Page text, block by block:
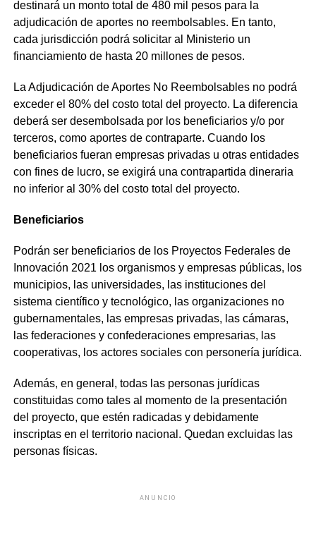
destinará un monto total de 480 mil pesos para la
adjudicación de aportes no reembolsables. En tanto,
cada jurisdicción podrá solicitar al Ministerio un
financiamiento de hasta 20 millones de pesos.
La Adjudicación de Aportes No Reembolsables no podrá
exceder el 80% del costo total del proyecto. La diferencia
deberá ser desembolsada por los beneficiarios y/o por
terceros, como aportes de contraparte. Cuando los
beneficiarios fueran empresas privadas u otras entidades
con fines de lucro, se exigirá una contrapartida dineraria
no inferior al 30% del costo total del proyecto.
Beneficiarios
Podrán ser beneficiarios de los Proyectos Federales de
Innovación 2021 los organismos y empresas públicas, los
municipios, las universidades, las instituciones del
sistema científico y tecnológico, las organizaciones no
gubernamentales, las empresas privadas, las cámaras,
las federaciones y confederaciones empresarias, las
cooperativas, los actores sociales con personería jurídica.
Además, en general, todas las personas jurídicas
constituidas como tales al momento de la presentación
del proyecto, que estén radicadas y debidamente
inscriptas en el territorio nacional. Quedan excluidas las
personas físicas.
ANUNCIO